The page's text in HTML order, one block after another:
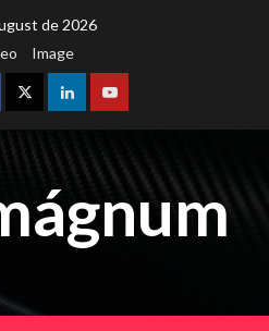
de 2026
Image
TwitterLinkedinYoutube